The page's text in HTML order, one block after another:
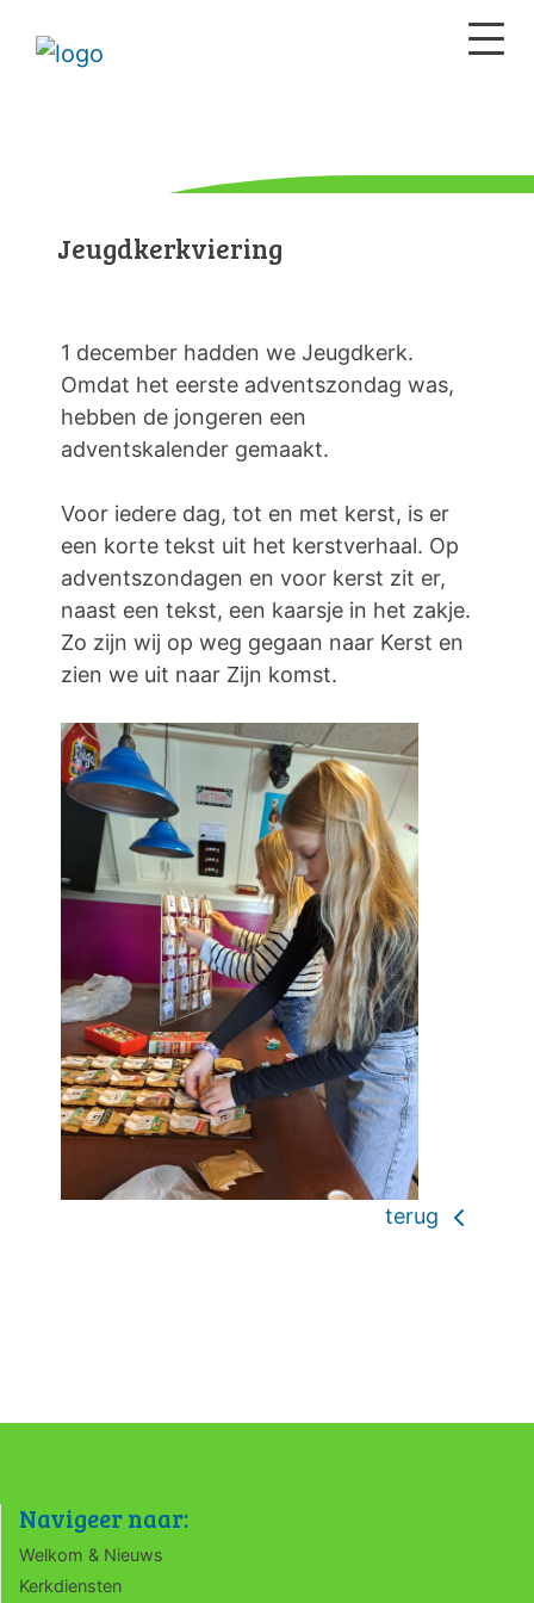
Jeugdkerkviering
1 december hadden we Jeugdkerk.
Omdat het eerste adventszondag was,
hebben de jongeren een
adventskalender gemaakt.
Voor iedere dag, tot en met kerst, is er
een korte tekst uit het kerstverhaal. Op
adventszondagen en voor kerst zit er,
naast een tekst, een kaarsje in het zakje.
Zo zijn wij op weg gegaan naar Kerst en
zien we uit naar Zijn komst.
terug
Navigeer naar:
Welkom & Nieuws
Kerkdiensten